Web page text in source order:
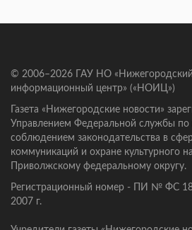
© 2006–2026 ГАУ НО
информационный центр» («НОИЦ»)
Газета «Нижегородские новости»
Управлением Федеральной службы по
соблюдением законодательства в
коммуникаций и охране культурного
Приволжскому федеральному округу.
Регистрационный номер - ПИ № ФС
2007 г.